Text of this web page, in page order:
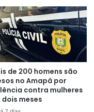
(SAMU),
de Vitinho. A Polícia
do cadáver.
de 200 homens são
no Amapá por
contra mulheres
dois meses